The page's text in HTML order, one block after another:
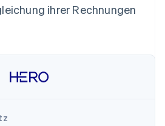
Sie, wie Stripe Lösungen für die
ihrer Rechnungen